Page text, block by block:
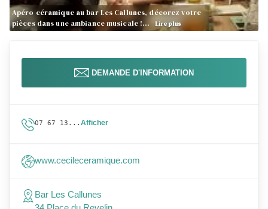
Apéro céramique au bar Les Callunes, décorez votre
pièces dans une ambiance musicale !…
Lire plus
DEMANDE D'INFORMATION
07 67 13... Afficher
www.cecileceramique.com
Bar Les Callunes